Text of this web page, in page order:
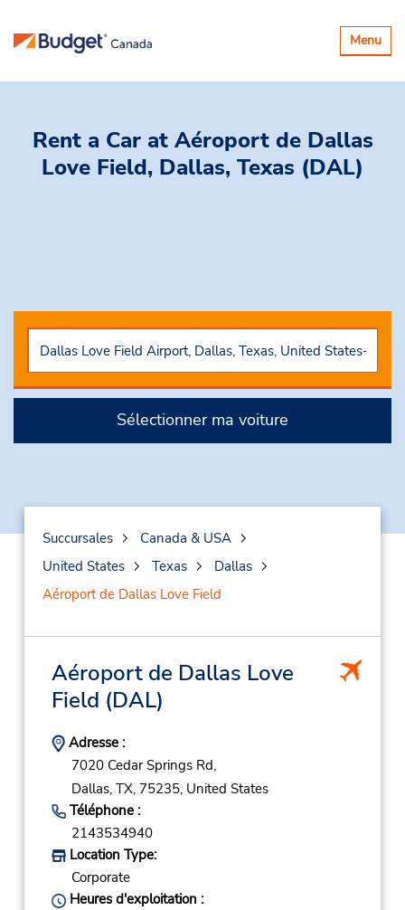
Basculer
la
Menu
Rent a Car at Aéroport de Dallas
Love Field, Dallas, Texas (DAL)
Sélectionner ma voiture
Succursales
Canada & USA
United States
Texas
Dallas
Aéroport de Dallas Love Field
Aéroport de Dallas Love
Field (DAL)
Adresse :
7020 Cedar Springs Rd,
Dallas, TX, 75235, United States
Téléphone :
2143534940
Location Type:
Corporate
Heures d'exploitation :